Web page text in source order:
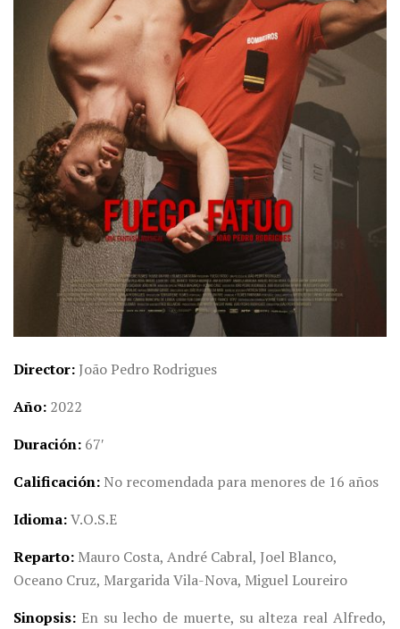
Director João Pedro Rodrigues
Año 2022
Duración 67′
Calificación No recomendada para menores de 16 años
Idioma V.O.S.E
Reparto Mauro Costa, André Cabral, Joel Blanco,
Oceano Cruz, Margarida Vila-Nova, Miguel Loureiro
Sinopsis En su lecho de muerte, su alteza real Alfredo,